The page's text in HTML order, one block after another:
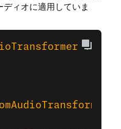
ィオに適用していま
: